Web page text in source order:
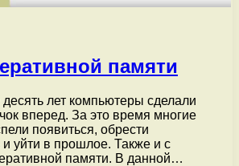
памяти
лет компьютеры сделали
вперед. За это время многие
появиться, обрести
и уйти в прошлое. Также и с
памяти. В данной…